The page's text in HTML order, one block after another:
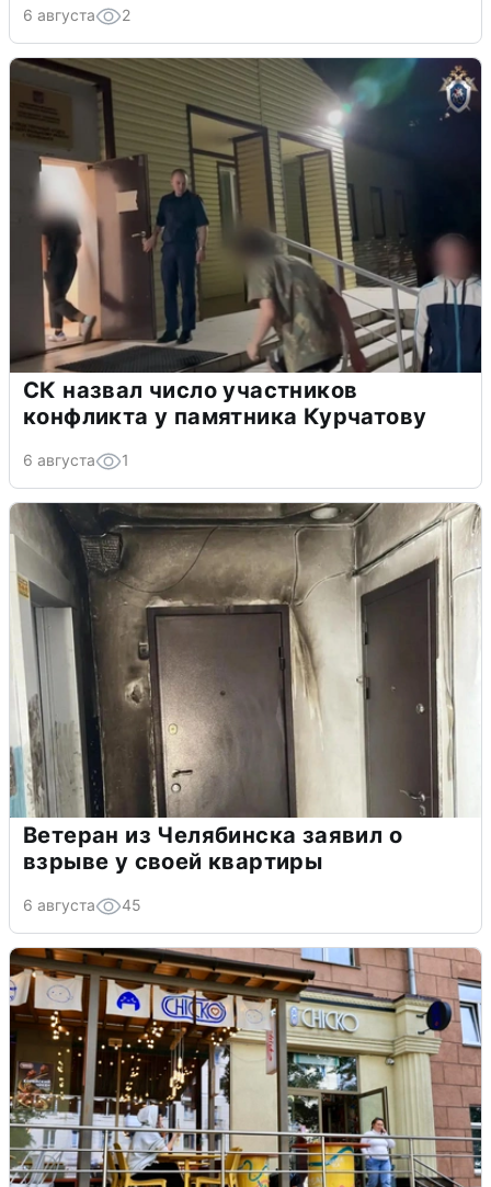
6 августа 2
СК назвал число участников
конфликта у памятника Курчатову
6 августа 1
Ветеран из Челябинска заявил о
взрыве у своей квартиры
6 августа 45